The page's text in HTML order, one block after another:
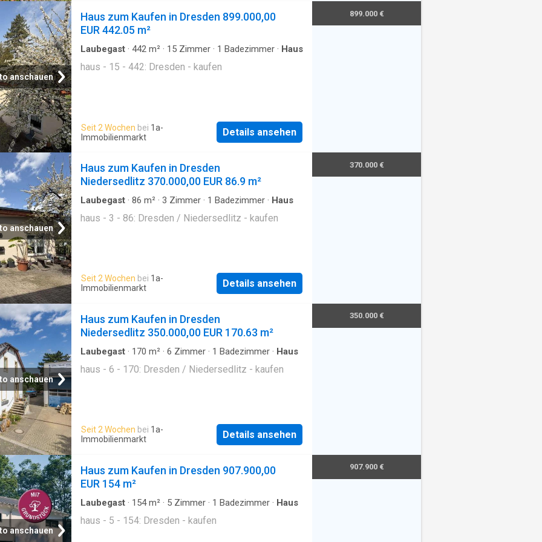
verstauen. Der großzügige Wohnbereich verfügt
zudem über zwei Terrassentüren und bietet
genügend Platz, um be
anschauen
Haus zum Kaufen in Dresden 899.000,00
EUR 442.05 m²
Laubegast · 442 m² · 15 Zimmer · 1 Badezimmer · Haus
haus - 15 - 442: Dresden - kaufen
Seit 2 Wochen bei 1a-
Immobilienmarkt
Details ansehen
899.000 €
anschauen
Haus zum Kaufen in Dresden
Niedersedlitz 370.000,00 EUR 86.9 m²
Laubegast · 86 m² · 3 Zimmer · 1 Badezimmer · Haus
haus - 3 - 86: Dresden / Niedersedlitz - kaufen
Seit 2 Wochen bei 1a-
Immobilienmarkt
Details ansehen
370.000 €
anschauen
Haus zum Kaufen in Dresden
Niedersedlitz 350.000,00 EUR 170.63 m²
Laubegast · 170 m² · 6 Zimmer · 1 Badezimmer · Haus
haus - 6 - 170: Dresden / Niedersedlitz - kaufen
Seit 2 Wochen bei 1a-
Immobilienmarkt
Details ansehen
350.000 €
anschauen
Haus zum Kaufen in Dresden 907.900,00
EUR 154 m²
Laubegast · 154m² · 5 Zimmer · 1 Badezimmer · Haus
haus - 5 - 154: Dresden - kaufen
907.900 €